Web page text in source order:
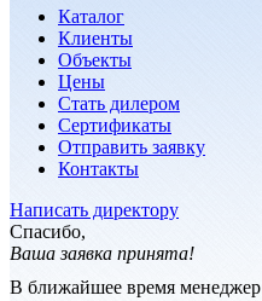
Каталог
Клиенты
Объекты
Цены
Стать дилером
Сертификаты
Отправить заявку
Контакты
Написать директору
Спасибо,
Ваша заявка принята!
В ближайшее время менеджер